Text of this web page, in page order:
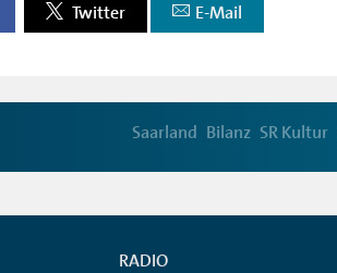
Twitter E-Mail
Saarland Bilanz SR Kultur
RADIO